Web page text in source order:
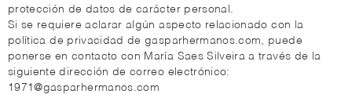
protección de datos de carácter personal.
Si se requiere aclarar algún aspecto relacionado con la
política de privacidad de gasparhermanos.com, puede
ponerse en contacto con María Saes Silveira a través de la
siguiente dirección de correo electrónico:
1971@gasparhermanos.com